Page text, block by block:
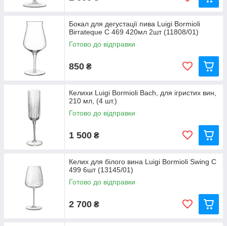
Бокал для дегустації пива Luigi Bormioli
Birrateque C 469 420мл 2шт (11808/01)
Готово до відправки
850 ₴
Келихи Luigi Bormioli Bach, для ігристих вин,
210 мл, (4 шт.)
Готово до відправки
1 500 ₴
Келих для білого вина Luigi Bormioli Swing C
499 6шт (13145/01)
Готово до відправки
2 700 ₴